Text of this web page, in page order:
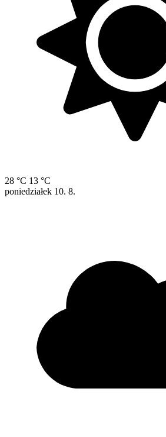
28 °C 13 °C
poniedziałek 10. 8.